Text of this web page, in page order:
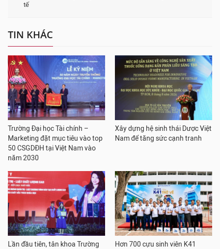
tế
TIN KHÁC
Trường Đại học Tài chính –
Marketing đặt mục tiêu vào top
50 CSGDĐH tại Việt Nam vào
năm 2030
Xây dựng hệ sinh thái Dược Việt
Nam để tăng sức cạnh tranh
Lần đầu tiên, tân khoa Trường
Hơn 700 cựu sinh viên K41